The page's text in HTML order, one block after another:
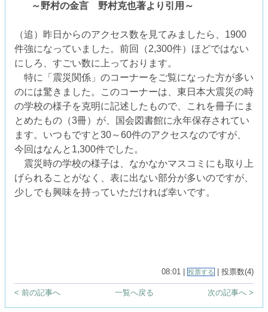
～野村の金言 野村克也著より引用～
（追）昨日からのアクセス数を見てみましたら、1900
件強になっていました。前回（2,300件）ほどではない
にしろ、すごい数に上っております。
特に「震災関係」のコーナーをご覧になった方が多い
のには驚きました。このコーナーは、東日本大震災の時
の学校の様子を克明に記述したもので、これを冊子にま
とめたもの（3冊）が、国会図書館に永年保存されてい
ます。いつもですと30～60件のアクセスなのですが、
今回はなんと1,300件でした。
震災時の学校の様子は、なかなかマスコミにも取り上
げられることがなく、表に出ない部分が多いのですが、
少しでも興味を持っていただければ幸いです。
08:01 | 投票する | 投票数(4)
< 前の記事へ 次の記事へ >
一覧へ戻る